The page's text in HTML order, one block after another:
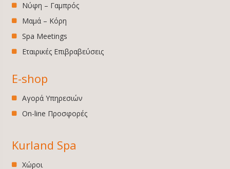
Νύφη – Γαμπρός
Μαμά – Κόρη
Spa Meetings
Εταιρικές Επιβραβεύσεις
E-shop
Αγορά Υπηρεσιών
On-line Προσφορές
Kurland Spa
Χώροι